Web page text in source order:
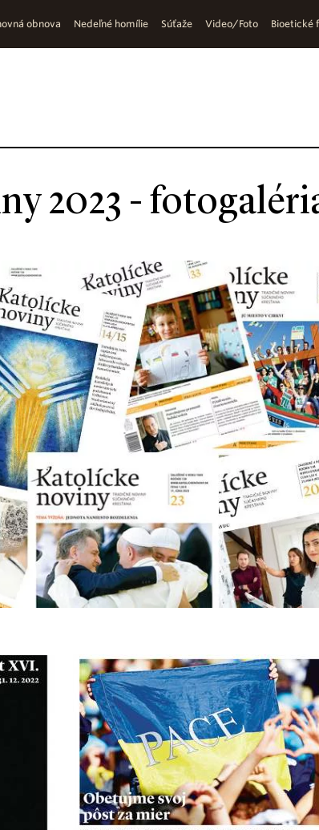
obnova Nedeľné homílie Súťaže Video/Foto Bioetické
2023 -